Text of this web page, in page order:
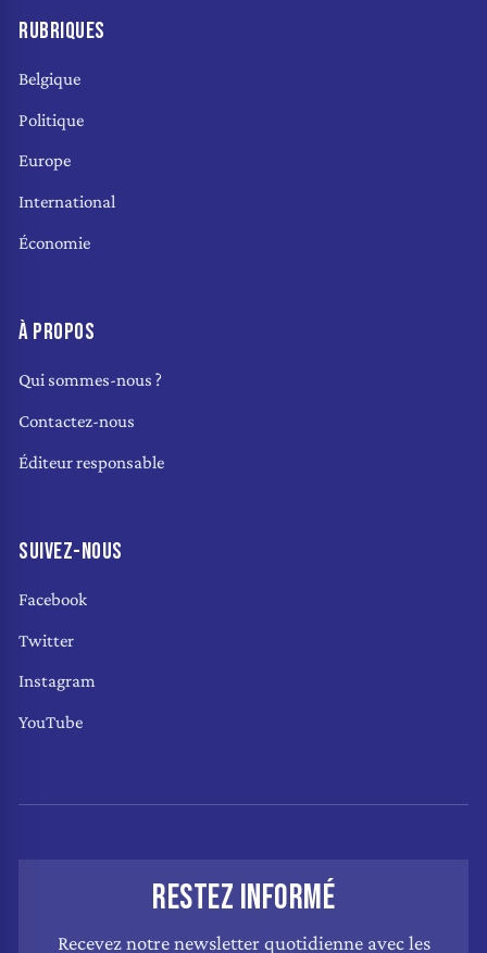
RUBRIQUES
Belgique
Politique
Europe
International
Économie
À PROPOS
Qui sommes-nous ?
Contactez-nous
Éditeur responsable
SUIVEZ-NOUS
Facebook
Twitter
Instagram
YouTube
RESTEZ INFORMÉ
Recevez notre newsletter quotidienne avec les